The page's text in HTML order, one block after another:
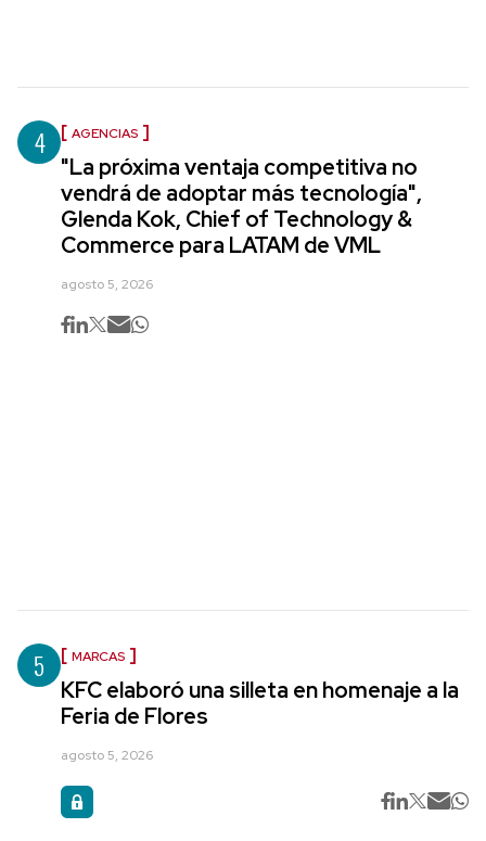
4 AGENCIAS
"La próxima ventaja competitiva no
vendrá de adoptar más tecnología",
Glenda Kok, Chief of Technology &
Commerce para LATAM de VML
agosto 5, 2026
5 MARCAS
KFC elaboró una silleta en homenaje a la
Feria de Flores
agosto 5, 2026